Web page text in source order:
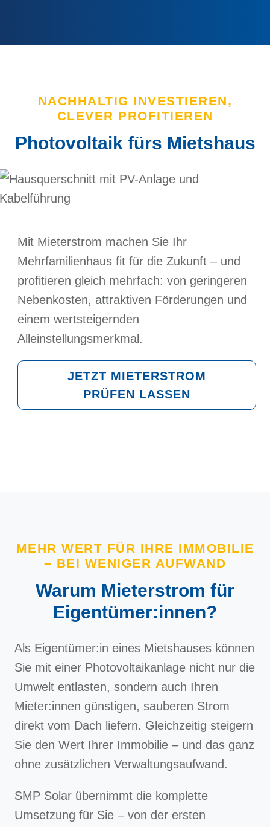
NACHHALTIG INVESTIEREN,
CLEVER PROFITIEREN
Photovoltaik fürs Mietshaus
Mit Mieterstrom machen Sie Ihr
Mehrfamilienhaus fit für die Zukunft – und
profitieren gleich mehrfach: von geringeren
Nebenkosten, attraktiven Förderungen und
einem wertsteigernden
Alleinstellungsmerkmal.
JETZT MIETERSTROM
PRÜFEN LASSEN
MEHR WERT FÜR IHRE IMMOBILIE
– BEI WENIGER AUFWAND
Warum Mieterstrom für
Eigentümer:innen?
Als Eigentümer:in eines Mietshauses können
Sie mit einer Photovoltaikanlage nicht nur die
Umwelt entlasten, sondern auch Ihren
Mieter:innen günstigen, sauberen Strom
direkt vom Dach liefern. Gleichzeitig steigern
Sie den Wert Ihrer Immobilie – und das ganz
ohne zusätzlichen Verwaltungsaufwand.
SMP Solar übernimmt die komplette
Umsetzung für Sie – von der ersten